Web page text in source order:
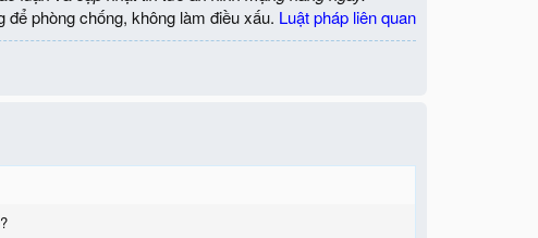
để phòng chống, không làm điều xấu. Luật pháp liên quan